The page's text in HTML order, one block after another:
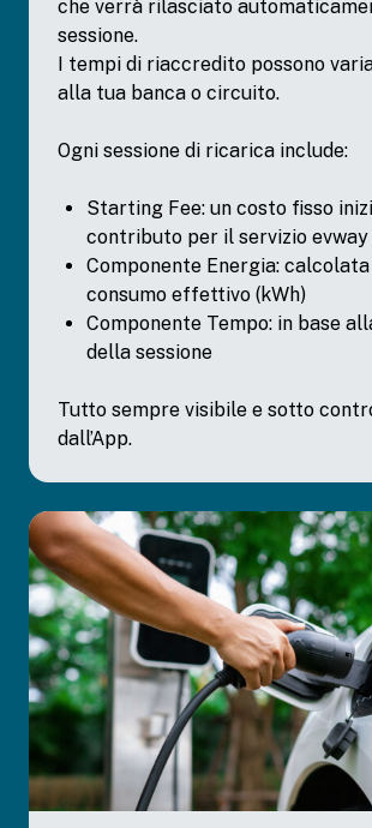
che verrà rilasciato
sessione.
I tempi di riaccredito possono
alla tua banca o circuito.
Ogni sessione di ricarica include:
Starting Fee: un costo fisso
contributo per il servizio evway
Componente Energia:
consumo effettivo (kWh)
Componente Tempo: in base
della sessione
Tutto sempre visibile e sotto
dall’App.